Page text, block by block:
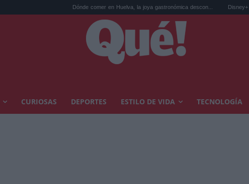
Dónde comer en Huelva, la joya gastronómica descon... Disney+ fija la fecha
CURIOSAS DEPORTES ESTILO DE VIDA TECNOLOGÍA